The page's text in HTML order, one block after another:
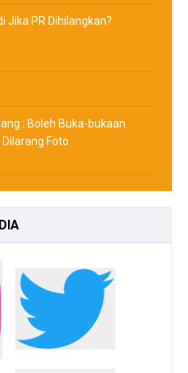
Jika PR Dihilangkan?
: Boleh Buka-bukaan
Foto